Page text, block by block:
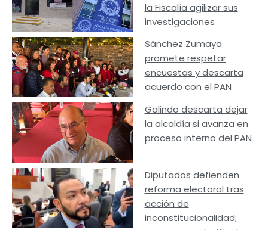
la Fiscalía agilizar sus
investigaciones
Sánchez Zumaya
promete respetar
encuestas y descarta
acuerdo con el PAN
Galindo descarta dejar
la alcaldía si avanza en
proceso interno del PAN
Diputados defienden
reforma electoral tras
acción de
inconstitucionalidad;